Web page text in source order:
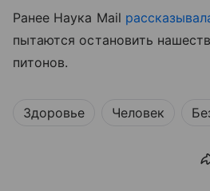
Ранее Наука Mail
пытаются остановить
питонов.
Здоровье Человек